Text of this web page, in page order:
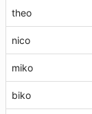
theo
nico
miko
biko